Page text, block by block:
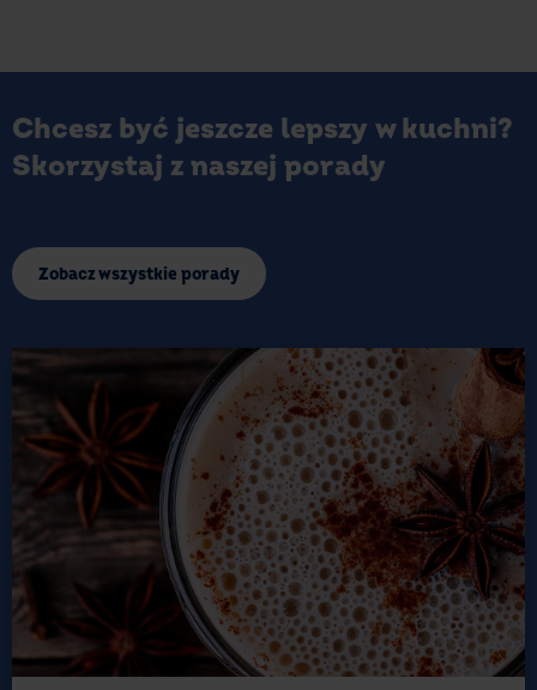
Chcesz być jeszcze lepszy w kuchni?
Skorzystaj z naszej porady
Zobacz wszystkie porady